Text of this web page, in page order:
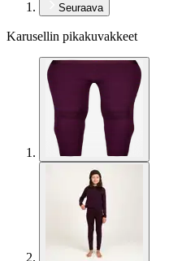
Seuraava
Karusellin pikakuvakkeet